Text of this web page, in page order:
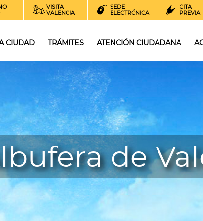
VISITA
VALENCIA
SEDE
ELECTRÓNICA
CITA
PREVIA
CIUDAD TRÁMITES ATENCIÓN CIUDADANA
de